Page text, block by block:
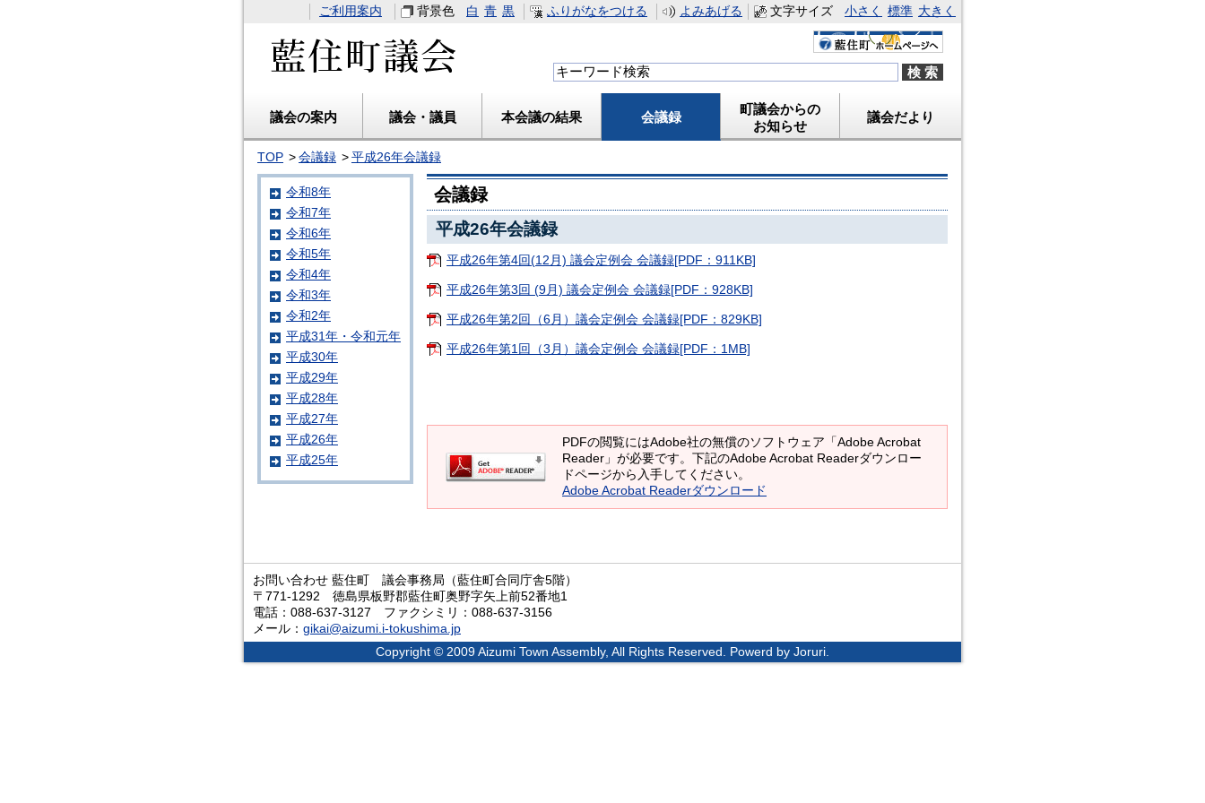
文字サイズ 小さく 標準 大きく
ご利用案内 背景色 白 青 黒 ふりがなをつける よみあげる
議会の案内 議会・議員 本会議の結果 会議録
町議会からの
お知らせ
議会だより
TOP 会議録 平成26年会議録
会議録
平成26年会議録
平成26年第4回(12月) 議会定例会 会議録[PDF：911KB]
平成26年第3回 (9月) 議会定例会 会議録[PDF：928KB]
平成26年第2回（6月）議会定例会 会議録[PDF：829KB]
平成26年第1回（3月）議会定例会 会議録[PDF：1MB]
PDFの閲覧にはAdobe社の無償のソフトウェア「Adobe Acrobat
Reader」が必要です。下記のAdobe Acrobat Readerダウンロー
ドページから入手してください。
Adobe Acrobat Readerダウンロード
令和8年
令和7年
令和6年
令和5年
令和4年
令和3年
令和2年
平成31年・令和元年
平成30年
平成29年
平成28年
平成27年
平成26年
平成25年
お問い合わせ 藍住町 議会事務局（藍住町合同庁舎5階）
〒771-1292 徳島県板野郡藍住町奥野字矢上前52番地1
電話：088-637-3127 ファクシミリ：088-637-3156
メール： gikai@aizumi.i-tokushima.jp
Copyright © 2009 Aizumi Town Assembly, All Rights Reserved. Powerd by Joruri.